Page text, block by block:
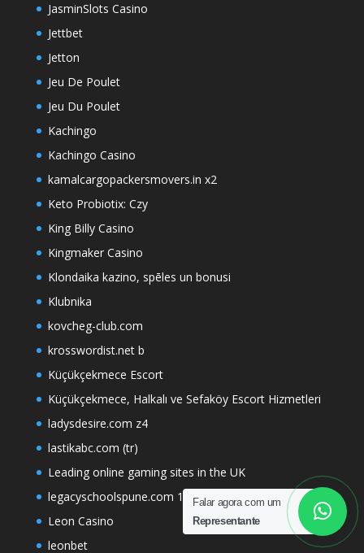
Falar agora com um
Representante
JasminSlots Casino
Jettbet
Jetton
Jeu De Poulet
Jeu Du Poulet
Kachingo
Kachingo Casino
kamalcargopackersmovers.in x2
Keto Probiotix: Czy
King Billy Casino
Kingmaker Casino
Klondaika kazino, spēles un bonusi
Klubnika
kovcheg-club.com
krosswordist.net b
Küçükçekmece Escort
Küçükçekmece, Halkalı ve Sefaköy Escort Hizmetleri
ladysdesire.com z4
lastikabc.com (tr)
Leading online gaming sites in the UK
legacyschoolspune.com 1
Leon Casino
leonbet